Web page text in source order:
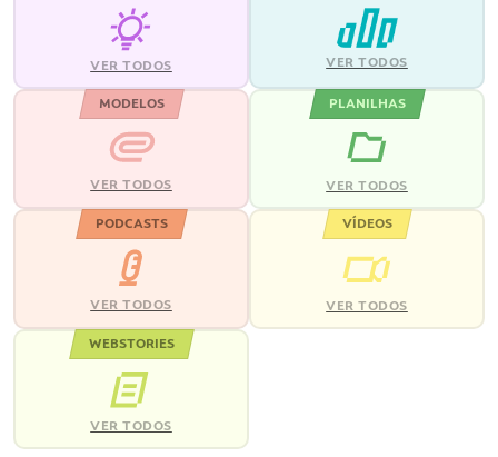
VER TODOS VER TODOS
MODELOS
VER TODOS
PLANILHAS
VER TODOS
PODCASTS
VER TODOS
VÍDEOS
VER TODOS
WEBSTORIES
VER TODOS